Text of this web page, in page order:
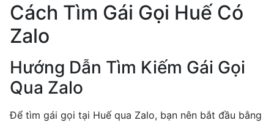
Cách Tìm Gái Gọi Huế Có
Zalo
Hướng Dẫn Tìm Kiếm Gái Gọi
Qua Zalo
Để tìm gái gọi tại Huế qua Zalo, bạn nên bắt đầu bằng